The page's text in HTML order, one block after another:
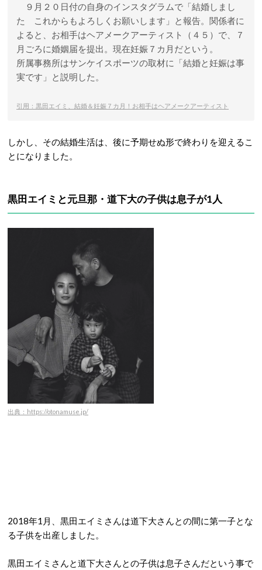
９月２０日付の自身のインスタグラムで「結婚しまし
た これからもよろしくお願いします」と報告。関係者に
よると、お相手はヘアメークアーティスト（４５）で、７
月ごろに婚姻届を提出。現在妊娠７カ月だという。
所属事務所はサンケイスポーツの取材に「結婚と妊娠は事
実です」と説明した。
引用：黒田エイミ、結婚＆妊娠７カ月！お相手はヘアメークアーティスト
しかし、その結婚生活は、後に予期せぬ形で終わりを迎えるこ
とになりました。
黒田エイミと元旦那・ 道下大の子供は息子が1人
出典：https://otonamuse.jp/
2018年1月、黒田エイミさんは道下大さんとの間に第一子とな
る子供を出産しました。
黒田エイミさんと道下大さんとの子供は息子さんだという事で